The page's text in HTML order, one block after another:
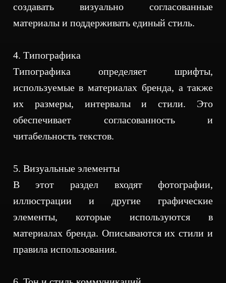
создавать визуально согласованные
материалы и поддерживать единый стиль.
4. Типографика
Типографика определяет шрифты,
используемые в материалах бренда, а также
их размеры, интервалы и стили. Это
обеспечивает согласованность и
читабельность текстов.
5. Визуальные элементы
В этот раздел входят фотографии,
иллюстрации и другие графические
элементы, которые используются в
материалах бренда. Описываются их стили и
правила использования.